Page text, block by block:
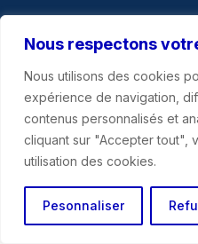
Nous respectons
Nous utilisons des cookies
expérience de navigation,
contenus personnalisés et
cliquant sur "Accepter tout",
utilisation des cookies.
Pesonnaliser